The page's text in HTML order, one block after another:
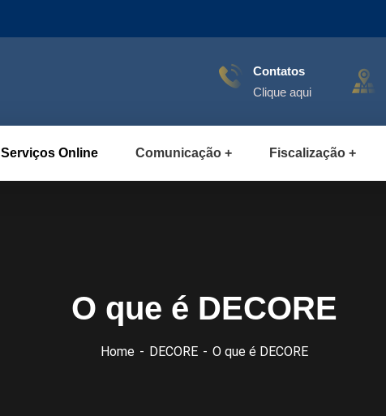
Contatos
Clique aqui
Serviços Online Comunicação Fiscalização
O que é DECORE
Home DECORE O que é DECORE